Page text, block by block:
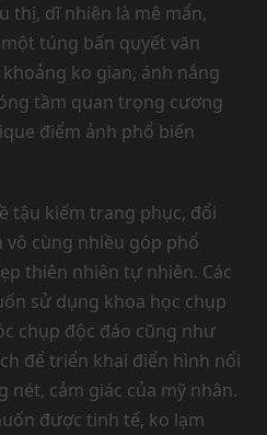
thị, dĩ nhiên là mê mẩn,
túng bấn quyết văn
ko gian, ánh nắng
tầm quan trọng cương
điểm ảnh phổ biến
tậu kiếm trang phục, đổi
cùng nhiều góp phổ
thiên nhiên tự nhiên. Các
sử dụng khoa học chụp
chụp độc đáo cũng như
để triển khai điển hình nổi
nét, cảm giác của mỹ nhân.
được tinh tế, ko lạm